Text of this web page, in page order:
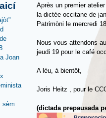
Joan
sèm
Après un premier
la dictée occitane de
Patrimòni le mercredi
Nous vous attendons
jeudi 19 pour le café
A lèu, à bientôt,
Joris Heitz , pour le
(dictada prepausada